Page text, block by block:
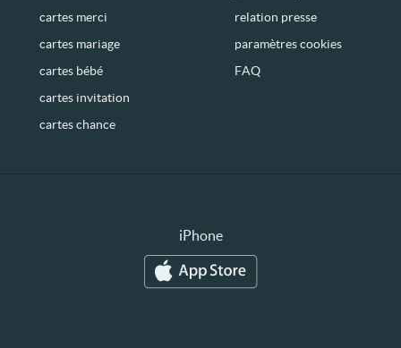
cartes merci
cartes mariage
cartes bébé
cartes invitation
cartes chance
relation presse
paramètres cookies
FAQ
iPhone